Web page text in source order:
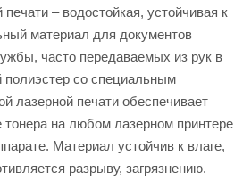
– водостойкая, устойчивая к
материал для документов
часто передаваемых из рук в
со специальным
лазерной печати обеспечивает
тонера на любом лазерном принтере
Материал устойчив к влаге,
разрыву, загрязнению.